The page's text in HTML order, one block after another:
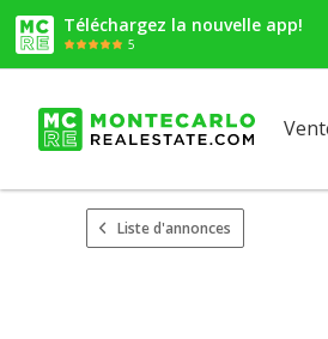
Téléchargez la nouvelle app!
5
Liste d'annonces